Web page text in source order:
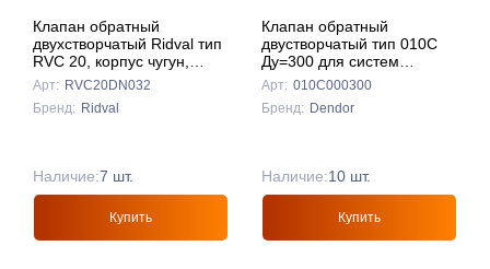
Клапан обратный
двухстворчатый Ridval тип
RVC 20, корпус чугун,
створки чуг DN032
КРАСНЫЙ
Арт: RVC20DN032
Бренд: Ridval
Наличие:7 шт.
Купить
Клапан обратный
двустворчатый тип 010C
Ду=300 для систем
пожаротушения
(межфланцевый, чугун)
Арт: 010С000300
Бренд: Dendor
Наличие:10 шт.
Купить